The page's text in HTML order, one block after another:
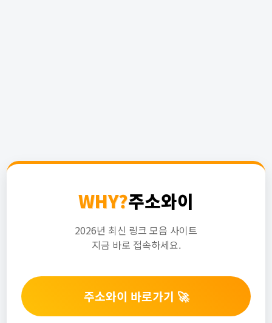
WHY?주소와이
2026년 최신 링크 모음 사이트
지금 바로 접속하세요.
주소와이 바로가기 🚀